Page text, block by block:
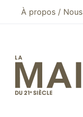
Aller au menu principal
Aller au contenu
À propos /